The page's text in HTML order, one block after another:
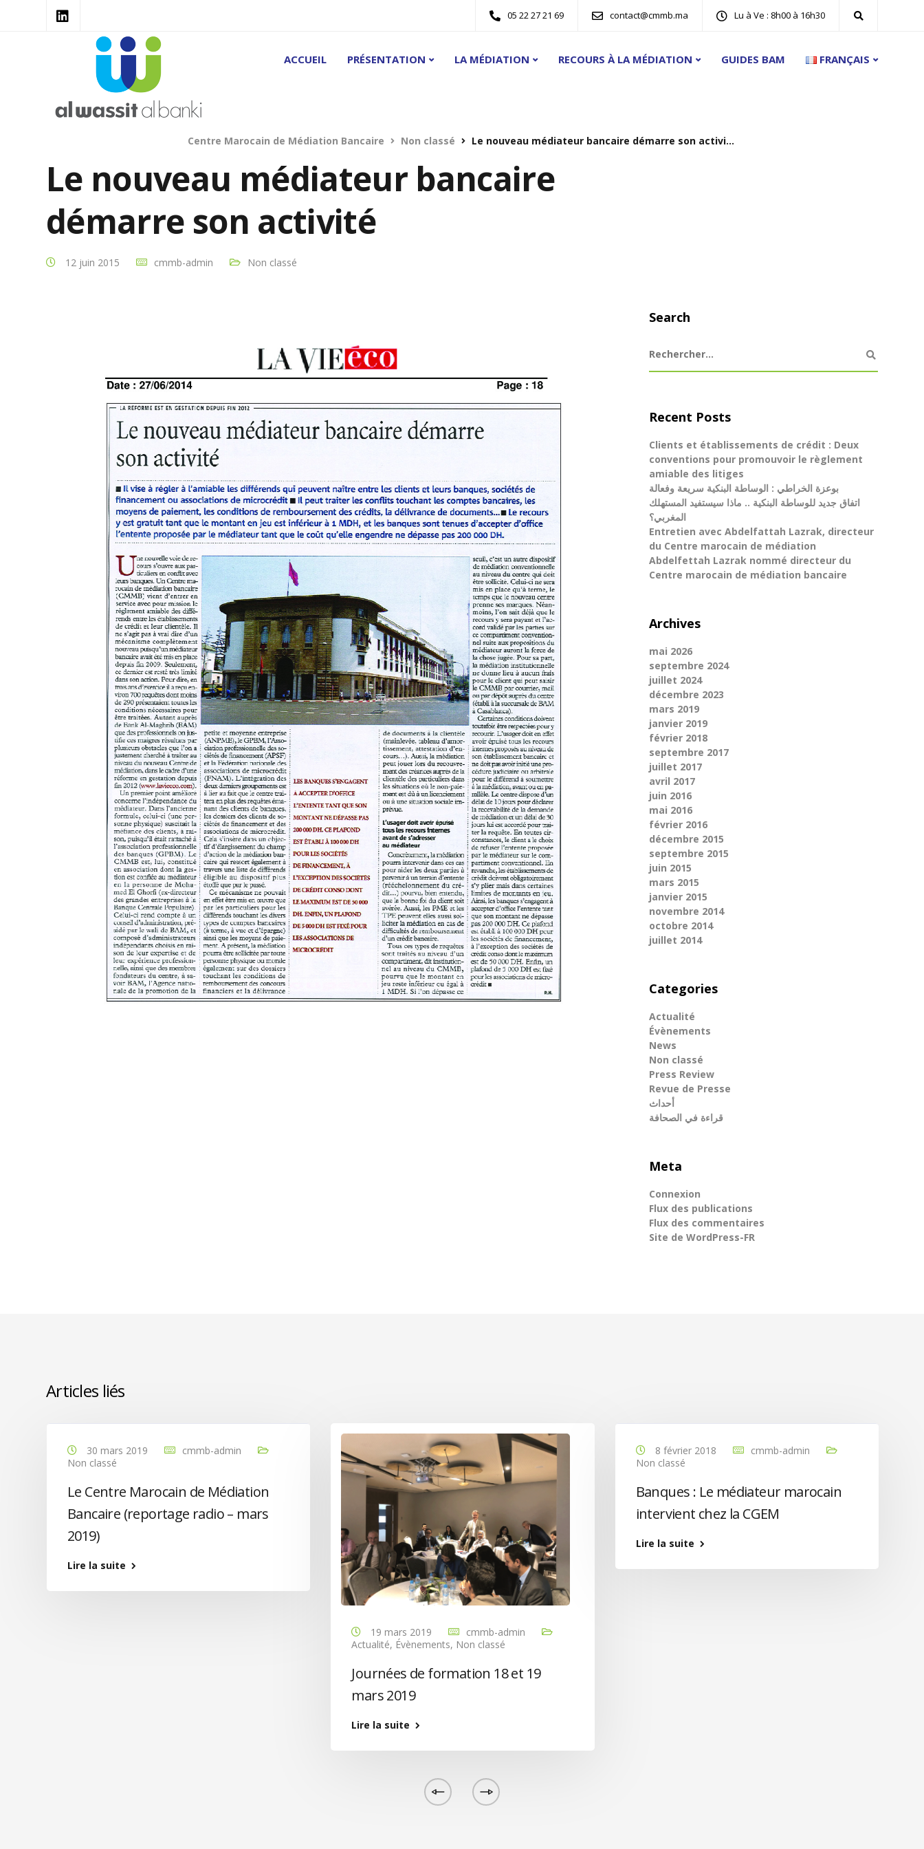
05 22 27 21 69 contact@cmmb.ma Lu à Ve : 8h00 à 16h30
ACCUEIL PRÉSENTATION LA MÉDIATION RECOURS À LA MÉDIATION GUIDES BAM FRANÇAIS
Centre Marocain de Médiation Bancaire Non classé Le nouveau médiateur bancaire démarre son activité
Le nouveau médiateur bancaire
démarre son activité
12 juin 2015 cmmb-admin Non classé
Search
Recent Posts
Clients et établissements de crédit : Deux
conventions pour promouvoir le règlement
amiable des litiges
بوعزة الخراطي : الوساطة البنكية سريعة وفعالة
اتفاق جديد للوساطة البنكية .. ماذا سيستفيد المستهلك
المغربي؟
Entretien avec Abdelfattah Lazrak, directeur
du Centre marocain de médiation
Abdelfettah Lazrak nommé directeur du
Centre marocain de médiation bancaire
Archives
mai 2026
septembre 2024
juillet 2024
décembre 2023
mars 2019
janvier 2019
février 2018
septembre 2017
juillet 2017
avril 2017
juin 2016
mai 2016
février 2016
décembre 2015
septembre 2015
juin 2015
mars 2015
janvier 2015
novembre 2014
octobre 2014
juillet 2014
Categories
Actualité
Évènements
News
Non classé
Press Review
Revue de Presse
أحداث
قراءة في الصحافة
Meta
Connexion
Flux des publications
Flux des commentaires
Site de WordPress-FR
Articles liés
30 mars 2019
cmmb-admin
Non classé
Le Centre Marocain de Médiation
Bancaire (reportage radio – mars
2019)
Lire la suite
19 mars 2019
cmmb-admin
Actualité, Évènements, Non classé
Journées de formation 18 et 19
mars 2019
Lire la suite
8 février 2018
cmmb-admin
Non classé
Banques : Le médiateur marocain
intervient chez la CGEM
Lire la suite